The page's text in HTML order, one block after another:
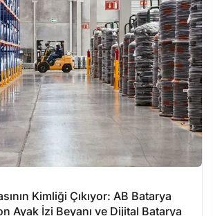
Kimliği Çıkıyor: AB Batarya
Ayak İzi Beyanı ve Dijital Batarya